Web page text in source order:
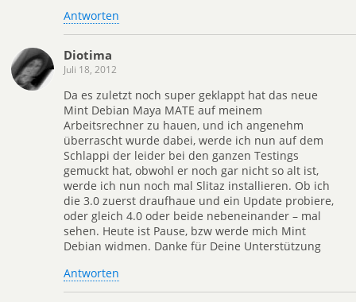
Antworten
Diotima
Juli 18, 2012
Da es zuletzt noch super geklappt hat das neue
Mint Debian Maya MATE auf meinem
Arbeitsrechner zu hauen, und ich angenehm
überrascht wurde dabei, werde ich nun auf dem
Schlappi der leider bei den ganzen Testings
gemuckt hat, obwohl er noch gar nicht so alt ist,
werde ich nun noch mal Slitaz installieren. Ob ich
die 3.0 zuerst draufhaue und ein Update probiere,
oder gleich 4.0 oder beide nebeneinander – mal
sehen. Heute ist Pause, bzw werde mich Mint
Debian widmen. Danke für Deine Unterstützung
Antworten